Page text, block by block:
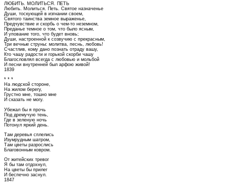
ЛЮБИТЬ. МОЛИТЬСЯ. ПЕТЬ
Любить. Молиться. Петь. Святое назначенье
Души, тоскующей в изгнании своем,
Святого таинства земное выраженье,
Предчувствие и скорбь о чем-то неземном,
Преданье темное о том, что было ясным,
И упование того, что будет вновь;
Души, настроенной к созвучию с прекрасным,
Три вечные струны: молитва, песнь, любовь!
Счастлив, кому дано познать отраду вашу,
Кто чашу радости и горькой скорби чашу
Благословлял всегда с любовью и мольбой
И песни внутренней был арфою живой!
1839
* * *
На людской стороне,
На жилом берегу,
Грустно мне, тошно мне
И сказать не могу.
Убежал бы я прочь
Под дремучую тень,
Где в зеленую ночь
Потонул яркий день.
Там деревья сплелись
Изумрудным шатром,
Там цветы разрослись
Благовонным ковром.
От житейских тревог
Я бы там отдохнул,
На цветы бы прилег
И беспечно заснул.
1847